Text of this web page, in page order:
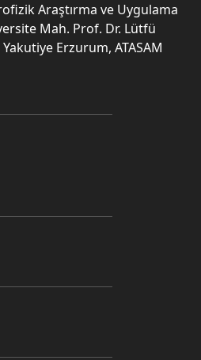
Araştırma ve Uygulama
Mah. Prof. Dr. Lütfü
Erzurum, ATASAM